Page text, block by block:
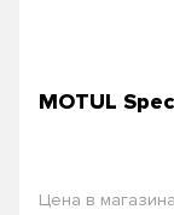
MOTUL
Цена в